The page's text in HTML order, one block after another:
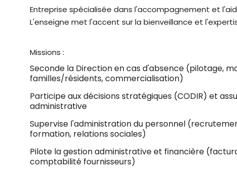
Entreprise spécialisée dans l'accompagnement et
L'enseigne met l'accent sur la bienveillance et
Missions :
Seconde la Direction en cas d'absence (pilotage,
familles/résidents, commercialisation)
Participe aux décisions stratégiques (CODIR) et
administrative
Supervise l'administration du personnel
formation, relations sociales)
Pilote la gestion administrative et financière
comptabilité fournisseurs)